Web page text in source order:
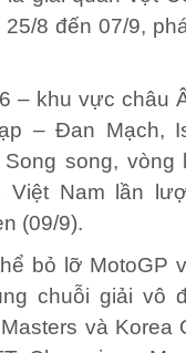
8 đến 07/9,
– khu vực châu
– Đan Mạch,
song, vòng
Nam lần
(09/9).
bỏ lỡ MotoGP
chuỗi giải vô
và Korea